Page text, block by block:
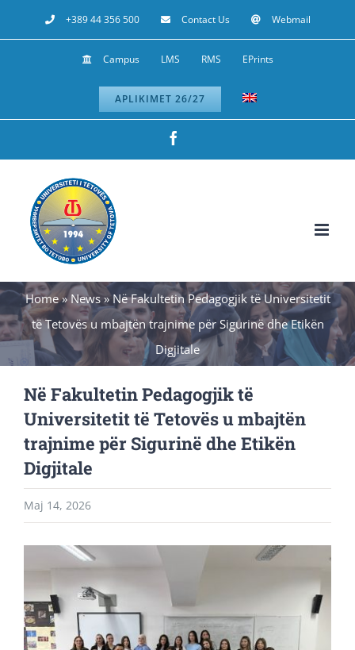
to
+389 44 356 500 Contact Us Webmail
Campus LMS RMS EPrints
APLIKIMET 26/27
Home»News»Në Fakultetin Pedagogjik të Universitetit
të Tetovës u mbajtën trajnime për Sigurinë dhe Etikën
Digjitale
Në Fakultetin Pedagogjik të
Universitetit të Tetovës u mbajtën
trajnime për Sigurinë dhe Etikën
Digjitale
Maj 14, 2026
Image